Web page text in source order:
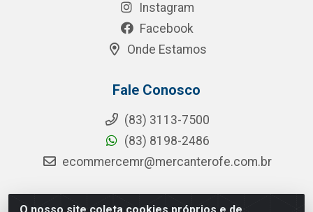
Instagram
Facebook
Onde Estamos
Fale Conosco
(83) 3113-7500
(83) 8198-2486
ecommercemr@mercanterofe.com.br